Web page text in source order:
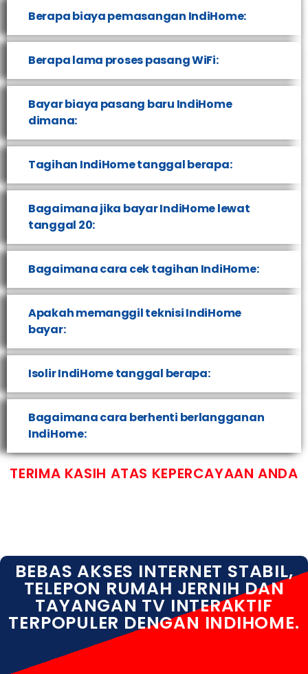
Berapa biaya pemasangan IndiHome:
Berapa lama proses pasang WiFi:
Bayar biaya pasang baru IndiHome
dimana:
Tagihan IndiHome tanggal berapa:
Bagaimana jika bayar IndiHome lewat
tanggal 20:
Bagaimana cara cek tagihan IndiHome:
Apakah memanggil teknisi IndiHome
bayar:
Isolir IndiHome tanggal berapa:
Bagaimana cara berhenti berlangganan
IndiHome:
TERIMA KASIH ATAS KEPERCAYAAN ANDA
BEBAS AKSES INTERNET STABIL,
TELEPON RUMAH JERNIH DAN
TAYANGAN TV INTERAKTIF
TERPOPULER DENGAN INDIHOME.